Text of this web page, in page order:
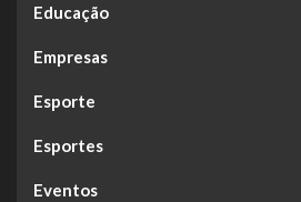
Educação
Empresas
Esporte
Esportes
Eventos